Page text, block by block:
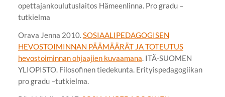
opettajankoulutuslaitos Hämeenlinna. Pro gradu –
tutkielma
Orava Jenna 2010.SOSIAALIPEDAGOGISEN
HEVOSTOIMINNAN PÄÄMÄÄRÄT JA TOTEUTUS
hevostoiminnan ohjaajien kuvaamana. ITÄ-SUOMEN
YLIOPISTO. Filosofinen tiedekunta. Erityispedagogiikan
pro gradu –tutkielma.